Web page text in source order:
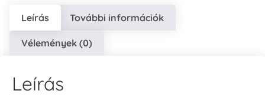
Leírás További információk
Vélemények (0)
Leírás